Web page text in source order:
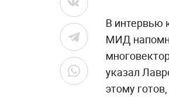
В интервью
МИД
указал
этому